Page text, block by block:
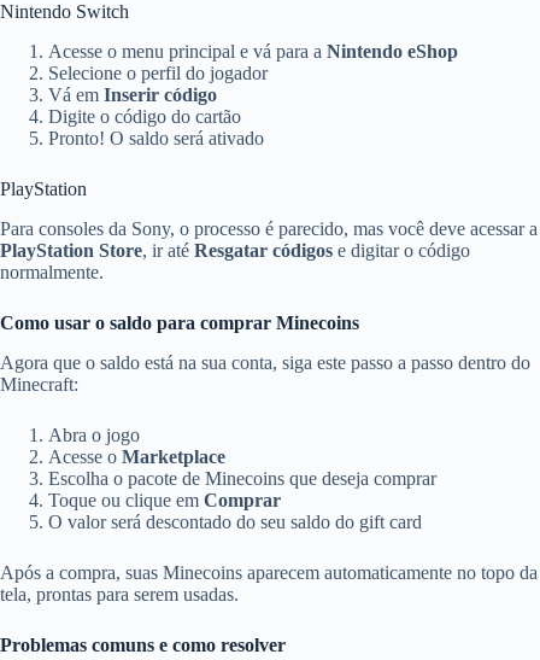
Nintendo Switch
Acesse o menu principal e vá para a Nintendo eShop
Selecione o perfil do jogador
Vá em Inserir código
Digite o código do cartão
Pronto! O saldo será ativado
PlayStation
Para consoles da Sony, o processo é parecido, mas você deve acessar a
PlayStation Store, ir até Resgatar códigos e digitar o código
normalmente.
Como usar o saldo para comprar Minecoins
Agora que o saldo está na sua conta, siga este passo a passo dentro do
Minecraft:
Abra o jogo
Acesse o Marketplace
Escolha o pacote de Minecoins que deseja comprar
Toque ou clique em Comprar
O valor será descontado do seu saldo do gift card
Após a compra, suas Minecoins aparecem automaticamente no topo da
tela, prontas para serem usadas.
Problemas comuns e como resolver